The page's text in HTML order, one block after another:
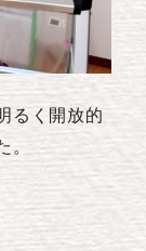
るく開放的
。